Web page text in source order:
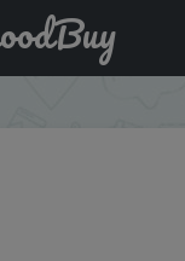
HM-955, белый